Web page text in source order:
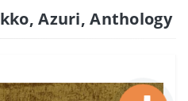
Azuri, Anthology